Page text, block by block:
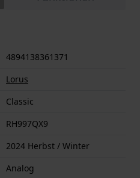
4894138361371
Lorus
Classic
RH997QX9
2024 Herbst / Winter
Analog